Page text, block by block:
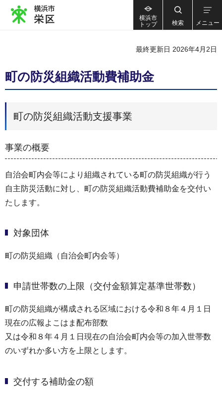
横浜市
トップ
検索 メニュー
最終更新日 2026年4月2日
町の防災組織活動費補助金
町の防災組織活動支援事業
事業の概要
自治会町内会等により組織されている町の防災組織が行う
自主防災活動に対し、町の防災組織活動費補助金を交付い
たします。
対象団体
町の防災組織（自治会町内会等）
申請世帯数の上限（交付金額算定基準世帯数）
町の防災組織が構成される区域における令和８年４月１日
現在の広報よこはま配布部数
又は令和８年４月１日現在の自治会町内会等の加入世帯数
のいずれか多い方を上限とします。
交付する補助金の額